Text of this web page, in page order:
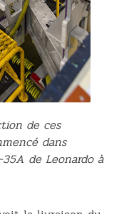
de ces
dans
de Leonardo à